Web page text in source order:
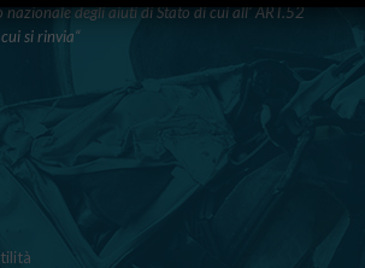
degli aiuti di Stato di cui all’ ART.52
si rinvia“